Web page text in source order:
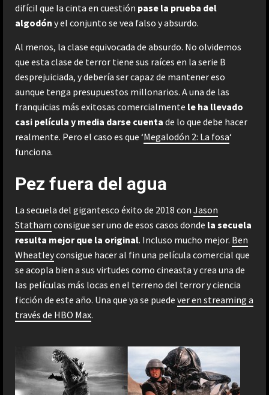
difícil que la cinta en cuestión pase la prueba del
algodón y el conjunto se vea falso y absurdo.
Al menos, la clase equivocada de absurdo. No olvidemos
que esta clase de terror tiene sus raíces en la serie B
desprejuiciada, y debería ser capaz de mantener eso
aunque tenga presupuestos millonarios. A una de las
franquicias más exitosas comercialmente le ha llevado
casi película y media darse cuenta de lo que debe hacer
realmente. Pero el caso es que ‘Megalodón 2: La fosa‘
funciona.
Pez fuera del agua
La secuela del gigantesco éxito de 2018 con Jason
Statham consigue ser uno de esos casos donde la secuela
resulta mejor que la original. Incluso mucho mejor. Ben
Wheatleyconsigue hacer al fin una película comercial que
se acopla bien a sus virtudes como cineasta y crea una de
las películas más locas en el terreno del terror y ciencia
ficción de este año. Una que ya se puede ver en streaming a
través de HBO Max.